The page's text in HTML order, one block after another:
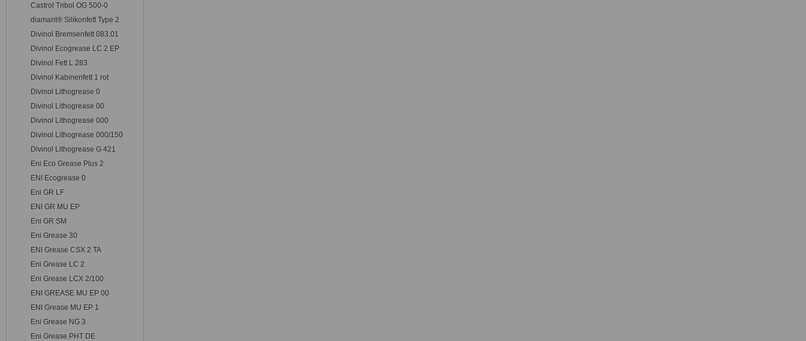
Castrol Tribol OG 500-0
diamant® Silikonfett Type 2
Divinol Bremsenfett 083.01
Divinol Ecogrease LC 2 EP
Divinol Fett L 283
Divinol Kabinenfett 1 rot
Divinol Lithogrease 0
Divinol Lithogrease 00
Divinol Lithogrease 000
Divinol Lithogrease 000/150
Divinol Lithogrease G 421
Eni Eco Grease Plus 2
ENI Ecogrease 0
Eni GR LF
ENI GR MU EP
Eni GR SM
Eni Grease 30
ENI Grease CSX 2 TA
Eni Grease LC 2
Eni Grease LCX 2/100
ENI GREASE MU EP 00
ENI Grease MU EP 1
Eni Grease NG 3
Eni Grease PHT DE